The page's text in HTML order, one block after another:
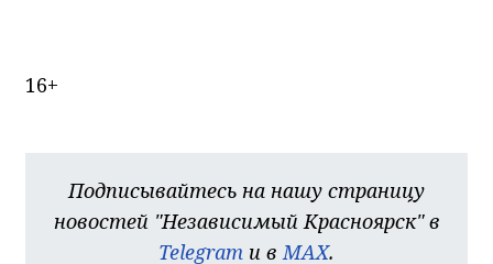
16+
Подписывайтесь на нашу страницу
новостей "Независимый Красноярск" в
Telegram и вMAX.